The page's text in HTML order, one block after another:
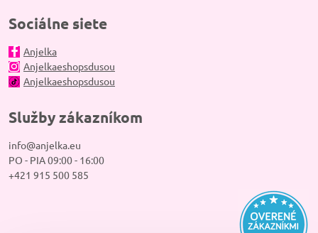
Sociálne siete
Anjelka
Anjelkaeshopsdusou
Anjelkaeshopsdusou
Služby zákazníkom
info@anjelka.eu
PO - PIA 09:00 - 16:00
+421 915 500 585